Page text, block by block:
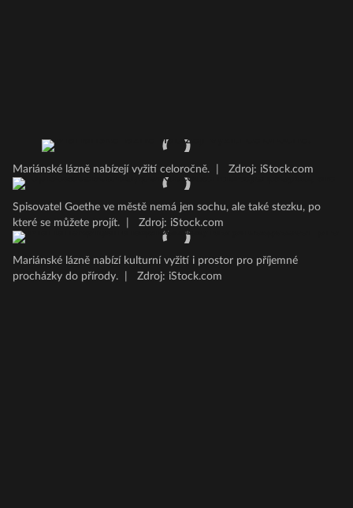
Mariánské lázně nabízejí vyžití celoročně. Zdroj: iStock.com
Spisovatel Goethe ve městě nemá jen sochu, ale také stezku, po
které se můžete projít.
Zdroj: iStock.com
Mariánské lázně nabízí kulturní vyžití i prostor pro příjemné
procházky do přírody.
Zdroj: iStock.com